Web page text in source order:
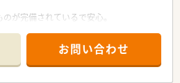
が完備されているで安心。
いる大手企業。
ており、地域医療の担い手として、
お問い合わせ